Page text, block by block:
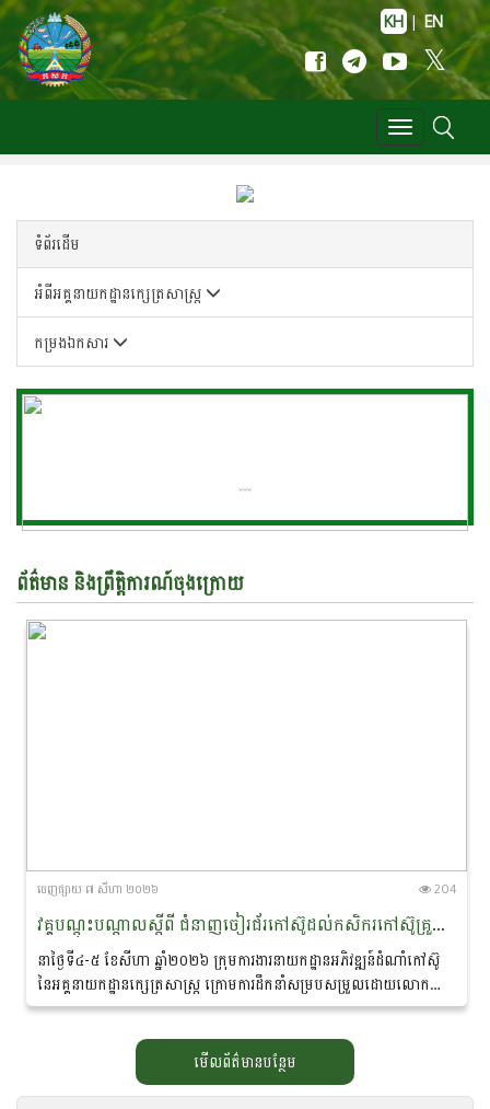
KH | EN
Toggle
navigation
ទំព័រដើម
អំពីអគ្គនាយកដ្ឋានក្សេត្រសាស្រ្ត
កម្រងឯកសារ
ព័ត៌មាន និងព្រឹត្តិការណ៍ចុង​ក្រោយ
ចេញ​ផ្សាយ​ ៧ សីហា ២០២៦ 204
វគ្គបណ្តុះបណ្តាលស្តីពី ជំនាញចៀរជ័រកៅស៊ូដល់កសិករកៅស៊ូគ្រួសារ នៅខេត្តបន្ទាយមានជ័យ
នាថ្ងៃទី៤-៥ ខែសីហា ឆ្នាំ២០២៦ ក្រុមការងារនាយកដ្ឋានអភិវឌ្ឍន៍ដំណាំកៅស៊ូ
នៃអគ្គនាយកដ្ឋានក្សេត្រសាស្ត្រ ក្រោមការដឹកនាំសម្របសម្រួលដោយលោក
ញាណ សុភា ប្រធាននាយកដ្ឋានអភិវឌ្ឍន៍ដំណាំកៅស៊ូ...
មើលព័ត៌មានបន្ថែម